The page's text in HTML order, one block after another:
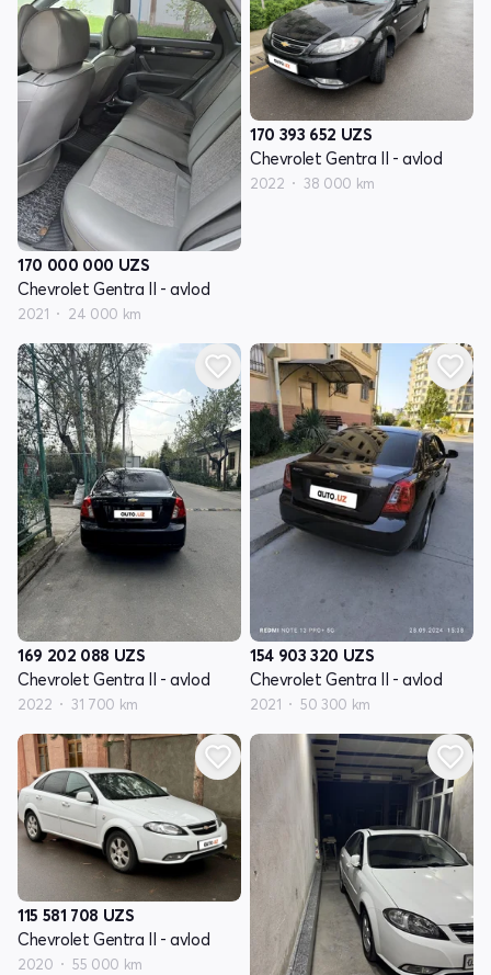
170 000 000 UZS
Chevrolet Gentra II - avlod
2021 24 000 km
170 393 652 UZS
Chevrolet Gentra II - avlod
2022 38 000 km
169 202 088 UZS
Chevrolet Gentra II - avlod
2022 31 700 km
154 903 320 UZS
Chevrolet Gentra II - avlod
2021 50 300 km
115 581 708 UZS
Chevrolet Gentra II - avlod
2020 55 000 km